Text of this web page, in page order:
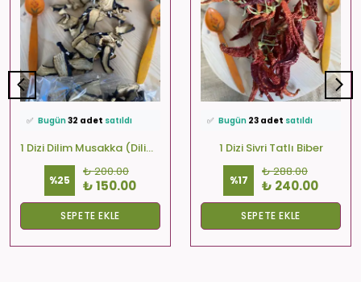
⭐️ Bu ürünü572 kişi favoriledi!
🛒 37 kişisepetine ekledi!
✅ Bugün32 adet satıldı
yapılıyor! 1 Dizi Dilim Musakka (Dilim-Kare-Yuvarlak)
%25
₺ 200.00
₺ 150.00
SEPETE EKLE
⭐️ Bu ürünü499 kişi favoriledi!
🛒 86 kişisepetine ekledi!
✅ Bugün 23 adet satıldı
1 Dizi Sivri Tatlı Biber
%17
₺ 288.00
₺ 240.00
SEPETE EKLE